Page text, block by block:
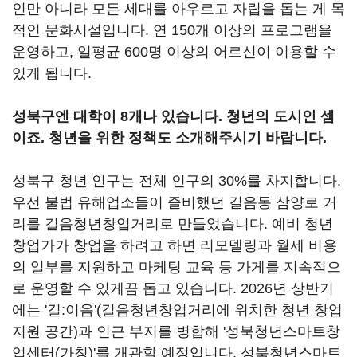
인만 아니라 모든 세대를 아우르고 자립을 돕는 게 목
적인 문화시설입니다. 연 150개 이상의 프로그램을
운영하고, 일평균 600명 이상의 어르신이 이용할 수
있게 됩니다.
성북구엔 대학이 8개나 있습니다. 청년의 도시인 셈
이죠. 청년을 위한 정책도 소개해주시기 바랍니다.
성북구 청년 인구는 전체 인구의 30%를 차지합니다.
우선 불법 유해업소들이 즐비했던 길음동 삼양로 거
리를 길음청년창업거리로 만들었습니다. 예비 청년
창업가가 창업을 하려고 하면 리모델링과 월세 비용
의 일부를 지원하고 마케팅 교육 등 가게를 지속적으
로 운영할 수 있게끔 돕고 있습니다. 2026년 상반기
에는 '길:이음'(길음청년창업거리에 위치한 청년 창업
지원 공간)과 인근 부지를 병합해 '성북청년스마트창
업센터(가칭)'를 개관할 예정입니다. 성북청년스마트